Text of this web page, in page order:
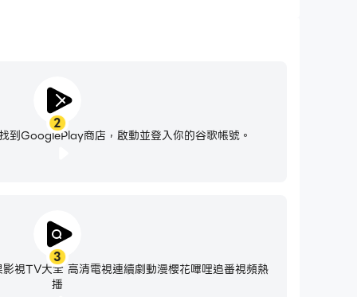
2
到GooglePlay商店，啟動並登入你的谷歌帳號。
3
視TV大全 高清電視連續劇動漫櫻花嗶哩追番視頻熱
播